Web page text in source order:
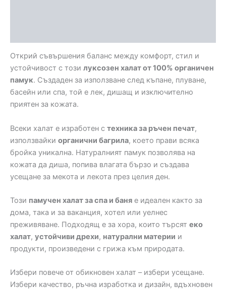
Открий съвършения баланс между комфорт, стил и
устойчивост с този луксозен халат от 100% органичен
памук. Създаден за използване след къпане, плуване,
басейн или спа, той е лек, дишащ и изключително
приятен за кожата.
Всеки халат е изработен с техника за ръчен печат,
използвайки органични багрила, което прави всяка
бройка уникална. Натуралният памук позволява на
кожата да диша, попива влагата бързо и създава
усещане за мекота и лекота през целия ден.
Този памучен халат за спа и баня е идеален както за
дома, така и за ваканция, хотел или уелнес
преживяване. Подходящ е за хора, които търсят еко
халат, устойчиви дрехи, натурални материи и
продукти, произведени с грижа към природата.
Избери повече от обикновен халат – избери усещане.
Избери качество, ръчна изработка и дизайн, вдъхновен